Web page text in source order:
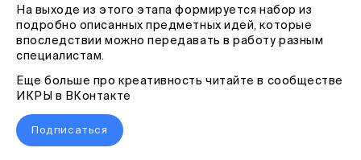
На выходе из этого этапа формируется набор из
подробно описанных предметных идей, которые
впоследствии можно передавать в работу разным
специалистам.
Еще больше про креативность читайте в сообществе
ИКРЫ в ВКонтакте
Подписаться